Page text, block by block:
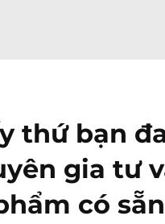
thứ bạn
gia tư
có